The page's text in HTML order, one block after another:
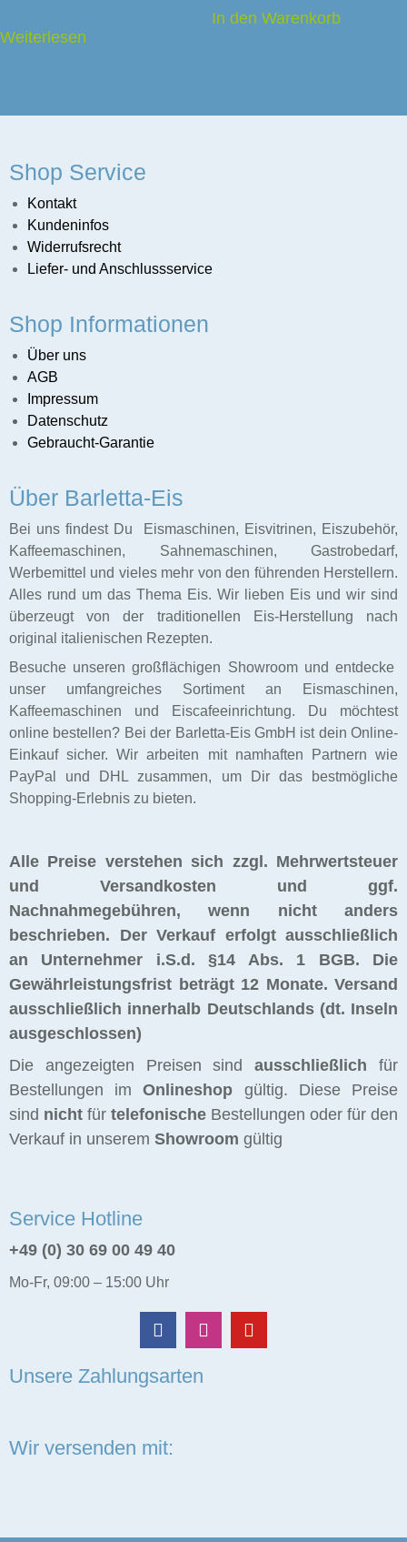
Ladenbau
Weiterlesen
In den Warenkorb
Shop Service
Kontakt
Kundeninfos
Widerrufsrecht
Liefer- und Anschlussservice
Shop Informationen
Über uns
AGB
Impressum
Datenschutz
Gebraucht-Garantie
Über Barletta-Eis
Bei uns findest Du Eismaschinen, Eisvitrinen, Eiszubehör,
Kaffeemaschinen, Sahnemaschinen, Gastrobedarf,
Werbemittel und vieles mehr von den führenden Herstellern.
Alles rund um das Thema Eis. Wir lieben Eis und wir sind
überzeugt von der traditionellen Eis-Herstellung nach
original italienischen Rezepten.
Besuche unseren großflächigen Showroom und entdecke
unser umfangreiches Sortiment an Eismaschinen,
Kaffeemaschinen und Eiscafeeinrichtung. Du möchtest
online bestellen? Bei der Barletta-Eis GmbH ist dein Online-
Einkauf sicher. Wir arbeiten mit namhaften Partnern wie
PayPal und DHL zusammen, um Dir das bestmögliche
Shopping-Erlebnis zu bieten.
Alle Preise verstehen sich zzgl. Mehrwertsteuer
und Versandkosten und ggf.
Nachnahmegebühren, wenn nicht anders
beschrieben. Der Verkauf erfolgt ausschließlich
an Unternehmer i.S.d. §14 Abs. 1 BGB. Die
Gewährleistungsfrist beträgt 12 Monate. Versand
ausschließlich innerhalb Deutschlands (dt. Inseln
ausgeschlossen)
Die angezeigten Preisen sindausschließlich für
Bestellungen imOnlineshop gültig. Diese Preise
sind nicht für telefonische Bestellungen oder für den
Verkauf in unserem Showroom gültig
Service Hotline
+49 (0) 30 69 00 49 40
Mo-Fr, 09:00 – 15:00 Uhr
Unsere Zahlungsarten
Wir versenden mit: